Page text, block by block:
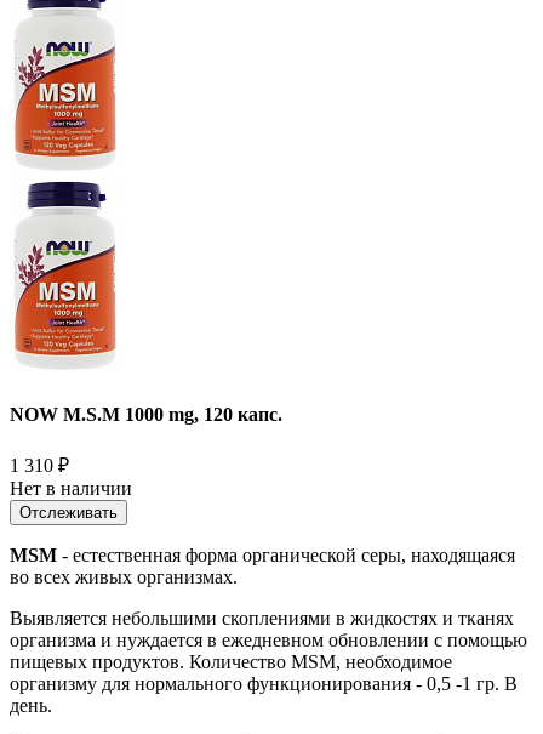
NOW M.S.M 1000 mg, 120 капс.
1 310 ₽
Нет в наличии
Отслеживать
MSM - естественная форма органической серы, находящаяся
во всех живых организмах.
Выявляется небольшими скоплениями в жидкостях и тканях
организма и нуждается в ежедневном обновлении с помощью
пищевых продуктов. Количество MSM, необходимое
организму для нормального функционирования - 0,5 -1 гр. В
день.